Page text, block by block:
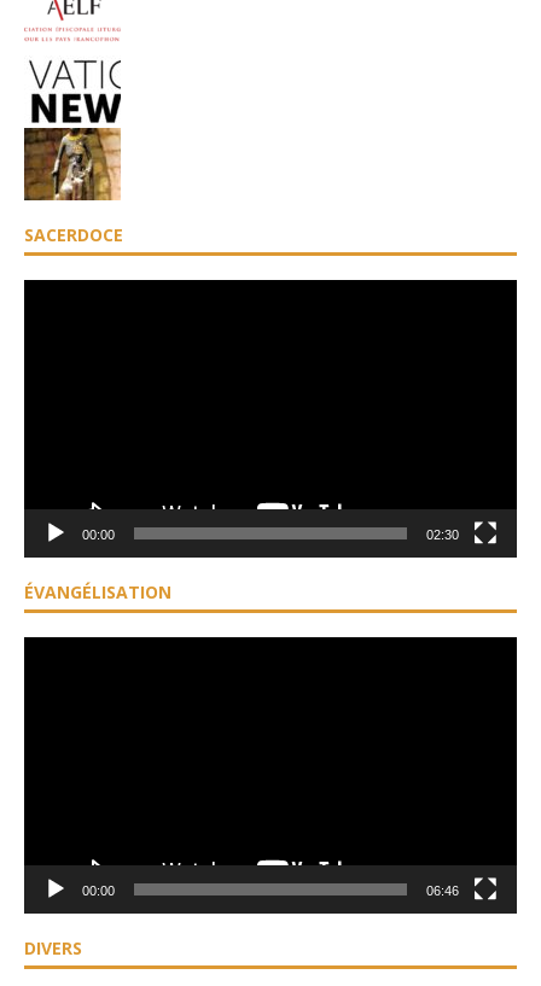
SACERDOCE
00:00 02:30
ÉVANGÉLISATION
00:00 06:46
DIVERS